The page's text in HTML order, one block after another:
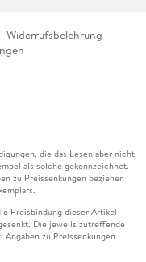
Widerrufsbelehrung
die das Lesen aber nicht
als solche gekennzeichnet.
zu Preissenkungen beziehen
Preisbindung dieser Artikel
Die jeweils zutreffende
zu Preissenkungen